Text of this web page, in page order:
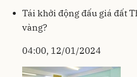
Tái khởi động đấu giá đất
vàng?
04:00, 12/01/2024